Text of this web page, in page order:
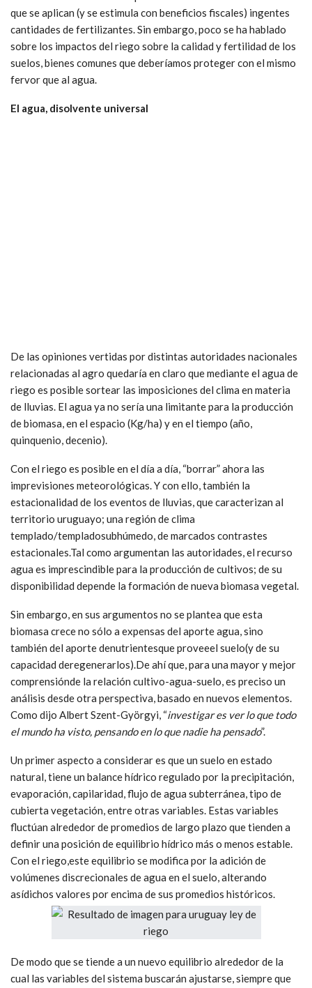
que se aplican (y se estimula con beneficios fiscales) ingentes
cantidades de fertilizantes. Sin embargo, poco se ha hablado
sobre los impactos del riego sobre la calidad y fertilidad de los
suelos, bienes comunes que deberíamos proteger con el mismo
fervor que al agua.
El agua, disolvente universal
De las opiniones vertidas por distintas autoridades nacionales
relacionadas al agro quedaría en claro que mediante el agua de
riego es posible sortear las imposiciones del clima en materia
de lluvias. El agua ya no sería una limitante para la producción
de biomasa, en el espacio (Kg/ha) y en el tiempo (año,
quinquenio, decenio).
Con el riego es posible en el día a día, “borrar” ahora las
imprevisiones meteorológicas. Y con ello, también la
estacionalidad de los eventos de lluvias, que caracterizan al
territorio uruguayo; una región de clima
templado/templadosubhúmedo, de marcados contrastes
estacionales.Tal como argumentan las autoridades, el recurso
agua es imprescindible para la producción de cultivos; de su
disponibilidad depende la formación de nueva biomasa vegetal.
Sin embargo, en sus argumentos no se plantea que esta
biomasa crece no sólo a expensas del aporte agua, sino
también del aporte denutrientesque proveeel suelo(y de su
capacidad deregenerarlos).De ahí que, para una mayor y mejor
comprensiónde la relación cultivo-agua-suelo, es preciso un
análisis desde otra perspectiva, basado en nuevos elementos.
Como dijo Albert Szent-Györgyi, “investigar es ver lo que todo
el mundo ha visto, pensando en lo que nadie ha pensado”.
Un primer aspecto a considerar es que un suelo en estado
natural, tiene un balance hídrico regulado por la precipitación,
evaporación, capilaridad, flujo de agua subterránea, tipo de
cubierta vegetación, entre otras variables. Estas variables
fluctúan alrededor de promedios de largo plazo que tienden a
definir una posición de equilibrio hídrico más o menos estable.
Con el riego,este equilibrio se modifica por la adición de
volúmenes discrecionales de agua en el suelo, alterando
asídichos valores por encima de sus promedios históricos.
De modo que se tiende a un nuevo equilibrio alrededor de la
cual las variables del sistema buscarán ajustarse, siempre que